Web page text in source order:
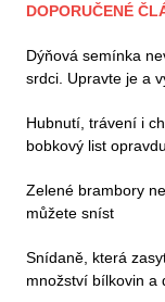
DOPORUČENÉ
Dýňová semínka
srdci. Upravte je a
Hubnutí, trávení i
bobkový list
Zelené brambory
můžete sníst
Snídaně, která
množství bílkovin a